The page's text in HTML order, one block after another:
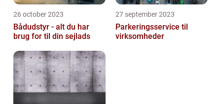
26 october 2023
Bådudstyr - alt du har
brug for til din sejlads
27 september 2023
Parkeringsservice til
virksomheder